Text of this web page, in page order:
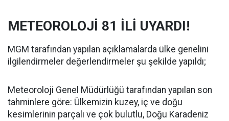
METEOROLOJİ 81 İLİ UYARDI!
MGM tarafından yapılan açıklamalarda ülke genelini
ilgilendirmeler değerlendirmeler şu şekilde yapıldı;
Meteoroloji Genel Müdürlüğü tarafından yapılan son
tahminlere göre: Ülkemizin kuzey, iç ve doğu
kesimlerinin parçalı ve çok bulutlu, Doğu Karadeniz